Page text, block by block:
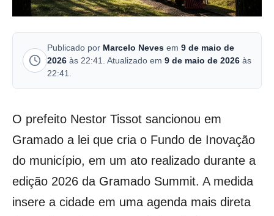
Publicado por Marcelo Neves em 9 de maio de
2026 às 22:41. Atualizado em 9 de maio de 2026 às
22:41.
O prefeito Nestor Tissot sancionou em
Gramado a lei que cria o Fundo de Inovação
do município, em um ato realizado durante a
edição 2026 da Gramado Summit. A medida
insere a cidade em uma agenda mais direta